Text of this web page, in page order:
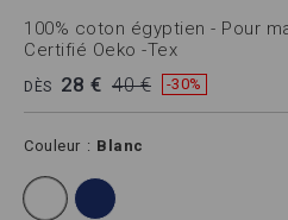
100% coton égyptien - Pour
Certifié Oeko -Tex
DÈS 28 € 40 € -30%
Couleur Blanc